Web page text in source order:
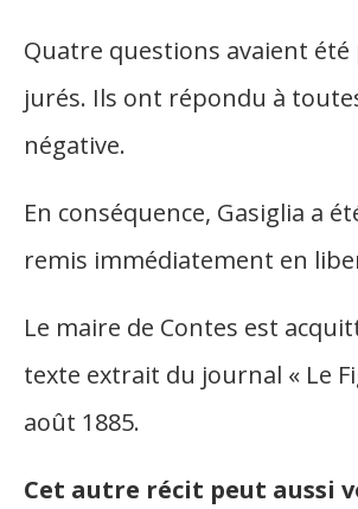
Quatre questions avaient été
jurés. Ils ont répondu à
négative.
En conséquence, Gasiglia a
remis immédiatement en
Le maire de Contes est
texte extrait du journal « Le
août 1885.
Cet autre récit peut aussi